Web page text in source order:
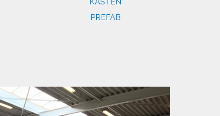
PREFAB